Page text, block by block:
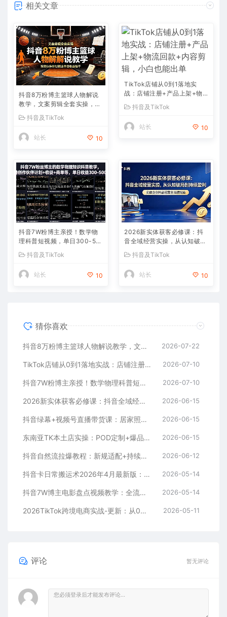
相关文章
抖音8万粉博主篮球人物解说
教学，文案剪辑全套实操，玩
转伙伴计划精选单日收益破千
抖音及TikTok
站长 10
TikTok店铺从0到1落地实
战：店铺注册+产品上架+物
流回款+内容剪辑，小白也能
出单
抖音及TikTok
站长 10
抖音7W粉博主亲授！数学物
理科普短视频，单日300-50
现
抖音及TikTok
站长 10
2026新实体获客必修课：抖
音全域经营实操，从认知破局
抖音及TikTok
站长 10
猜你喜欢
抖音8万粉博主篮球人物解说教学，文案剪辑全套实操，玩转伙伴计划精选单日收益破千 2026-07-22
TikTok店铺从0到1落地实战：店铺注册+产品上架+物流回款+内容剪辑，小白也能出单 2026-07-10
抖音7W粉博主亲授！数学物理科普短视频，单日300-500，伙伴计划+收徒+商单全变现 2026-07-10
2026新实体获客必修课：抖音全域经营实操，从认知破局到持续盈利 2026-06-15
抖音绿幕+视频号直播带货课：居家照着稿子念起号，手机电脑双场景搭建全流程 2026-06-15
东南亚TK本土店实操：POD定制+爆品截流+暴力冷启动，0粉也能开橱窗带货 2026-06-15
抖音自然流拉爆教程：新规适配+持续更新，话术+投放+起号一站式实战教学（更新26年5月11） 2026-06-12
抖音卡日常搬运术2026年4月最新版：影视账号爆款涨粉玩法，外面售价5000元核心 2026-05-14
抖音7W博主电影盘点视频教学：全流程剪辑制作+收益开通+商单收徒，零基础快速变现 2026-05-14
2026TikTok跨境电商实战-更新：从0到1跑通注册选品上架，出单发货回款全流程手把手教学 2026-05-11
评论 暂无评论